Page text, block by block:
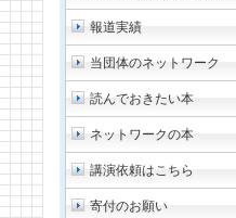
報道実績
当団体のネットワーク
読んでおきたい本
ネットワークの本
講演依頼はこちら
寄付のお願い